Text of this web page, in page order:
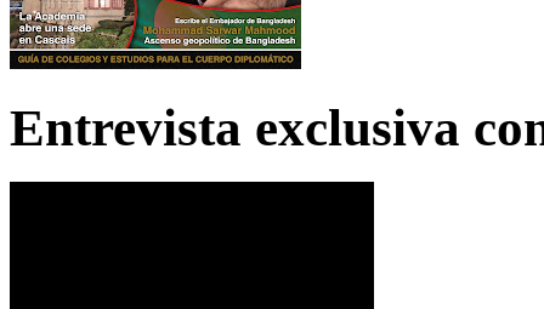
Entrevista exclusiva